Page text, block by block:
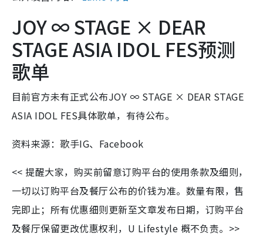
JOY ∞ STAGE × DEAR
STAGE ASIA IDOL FES预测
歌单
目前官方未有正式公布JOY ∞ STAGE × DEAR STAGE
ASIA IDOL FES具体歌单，有待公布。
资料来源：歌手IG、Facebook
<< 提醒大家，购买前留意订购平台的使用条款及细则，
一切以订购平台及餐厅公布的价钱为准。数量有限，售
完即止；所有优惠细则更新至文章发布日期，订购平台
及餐厅保留更改优惠权利，U Lifestyle 概不负责。>>